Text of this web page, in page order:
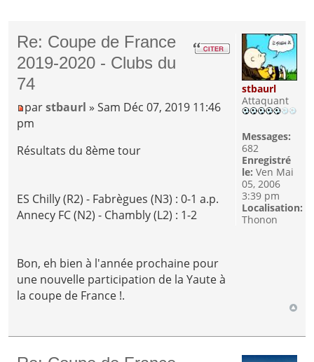
Re: Coupe de France
2019-2020 - Clubs du
74
parstbaurl » Sam Déc 07, 2019 11:46
pm
Résultats du 8ème tour
ES Chilly (R2) - Fabrègues (N3) : 0-1 a.p.
Annecy FC (N2) - Chambly (L2) : 1-2
Bon, eh bien à l'année prochaine pour
une nouvelle participation de la Yaute à
la coupe de France !.
stbaurl
Attaquant
Messages:
682
Enregistré
le: Ven Mai
05, 2006
3:39 pm
Localisation:
Thonon